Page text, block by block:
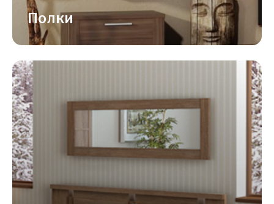
Полки